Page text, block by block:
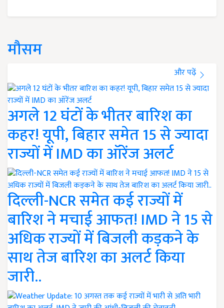
मौसम
और पढ़ें
अगले 12 घंटों के भीतर बारिश का
कहर! यूपी, बिहार समेत 15 से ज्यादा
राज्यों में IMD का ऑरेंज अलर्ट
दिल्ली-NCR समेत कई राज्यों में
बारिश ने मचाई आफत! IMD ने 15 से
अधिक राज्यों में बिजली कड़कने के
साथ तेज बारिश का अलर्ट किया
जारी..